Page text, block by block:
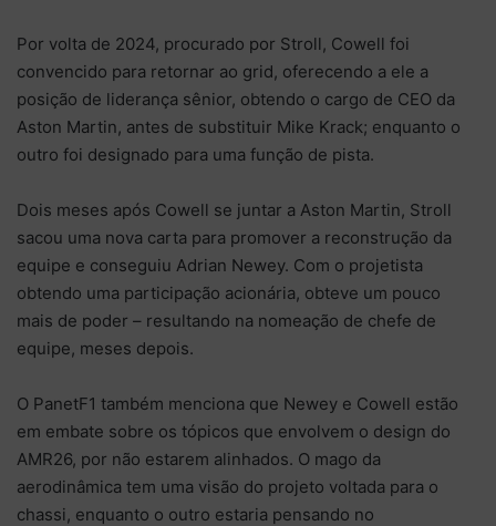
Por volta de 2024, procurado por Stroll, Cowell foi
convencido para retornar ao grid, oferecendo a ele a
posição de liderança sênior, obtendo o cargo de CEO da
Aston Martin, antes de substituir Mike Krack; enquanto o
outro foi designado para uma função de pista.
Dois meses após Cowell se juntar a Aston Martin, Stroll
sacou uma nova carta para promover a reconstrução da
equipe e conseguiu Adrian Newey. Com o projetista
obtendo uma participação acionária, obteve um pouco
mais de poder – resultando na nomeação de chefe de
equipe, meses depois.
O PanetF1 também menciona que Newey e Cowell estão
em embate sobre os tópicos que envolvem o design do
AMR26, por não estarem alinhados. O mago da
aerodinâmica tem uma visão do projeto voltada para o
chassi, enquanto o outro estaria pensando no